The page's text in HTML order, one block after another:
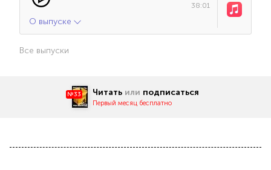
38:01
О выпуске
Все выпуски
№33 Читать или подписаться
Первый месяц бесплатно